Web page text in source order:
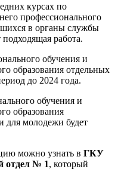
курсах по
профессионального
в органы службы
подходящая работа.
обучения и
образования отдельных
до 2024 года.
обучения и
образования
для молодежи будет
можно узнать в ГКУ
№ 1, который